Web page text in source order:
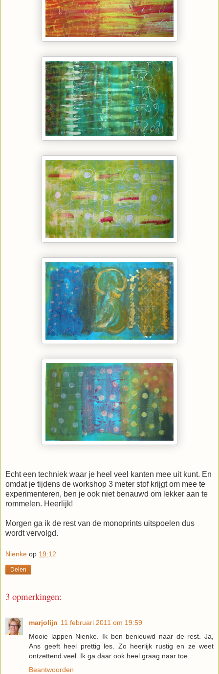
Echt een techniek waar je heel veel kanten mee uit kunt. En
omdat je tijdens de workshop 3 meter stof krijgt om mee te
experimenteren, ben je ook niet benauwd om lekker aan te
rommelen. Heerlijk!
Morgen ga ik de rest van de monoprints uitspoelen dus
wordt vervolgd.
Nienke op 19:12
Delen
3 opmerkingen:
marjolijn 11 februari 2011 om 19:59
Mooie lappen Nienke. Ik ben benieuwd naar de rest. Ja,
Ans geeft heel prettig les. Zo heerlijk rustig en ze weet
ontzettend veel. Ik ga daar ook heel graag naar toe.
Beantwoorden